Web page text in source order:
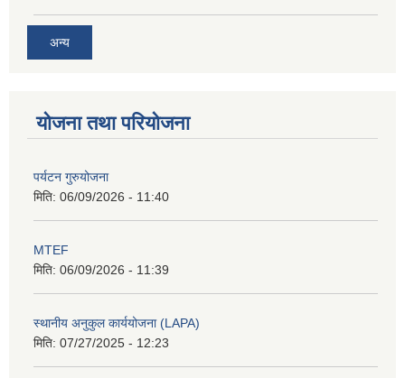
अन्य
योजना तथा परियोजना
पर्यटन गुरुयोजना
मिति: 06/09/2026 - 11:40
MTEF
मिति: 06/09/2026 - 11:39
स्थानीय अनुकुल कार्ययोजना (LAPA)
मिति: 07/27/2025 - 12:23